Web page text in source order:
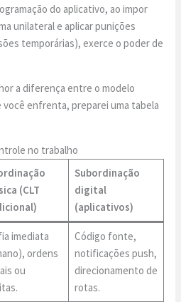
do aplicativo, ao impor
unilateral e aplicar punições
temporárias), exerce o poder de
a diferença entre o modelo
enfrenta, preparei uma tabela
no trabalho
(CLT
Subordinação
digital
(aplicativos)
imediata
ordens
ou
Código fonte,
notificações push,
direcionamento de
rotas.